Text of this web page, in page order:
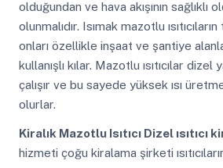
olduğundan ve hava akışının sağlıklı
olunmalıdır. Isımak mazotlu
onları özellikle inşaat ve şantiye
kullanışlı kılar. Mazotlu ısıtıcılar dizel
çalışır ve bu sayede yüksek ısı
olurlar.
Kiralık Mazotlu IsıtıcıDizel ısıtıcı
hizmeti çoğu kiralama şirketi